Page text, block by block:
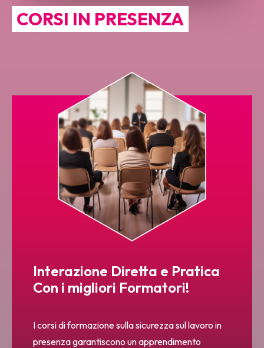
CORSI IN PRESENZA
Interazione Diretta e Pratica
Con i migliori Formatori!
I corsi di formazione sulla sicurezza sul lavoro in
presenza garantiscono un apprendimento